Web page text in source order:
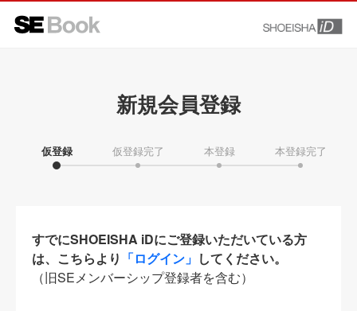
新規会員登録
仮登録 仮登録完了 本登録 本登録完了
すでにSHOEISHA iDにご登録いただいている方
は、こちらより 「ログイン」 してください。
（旧SEメンバーシップ登録者を含む）